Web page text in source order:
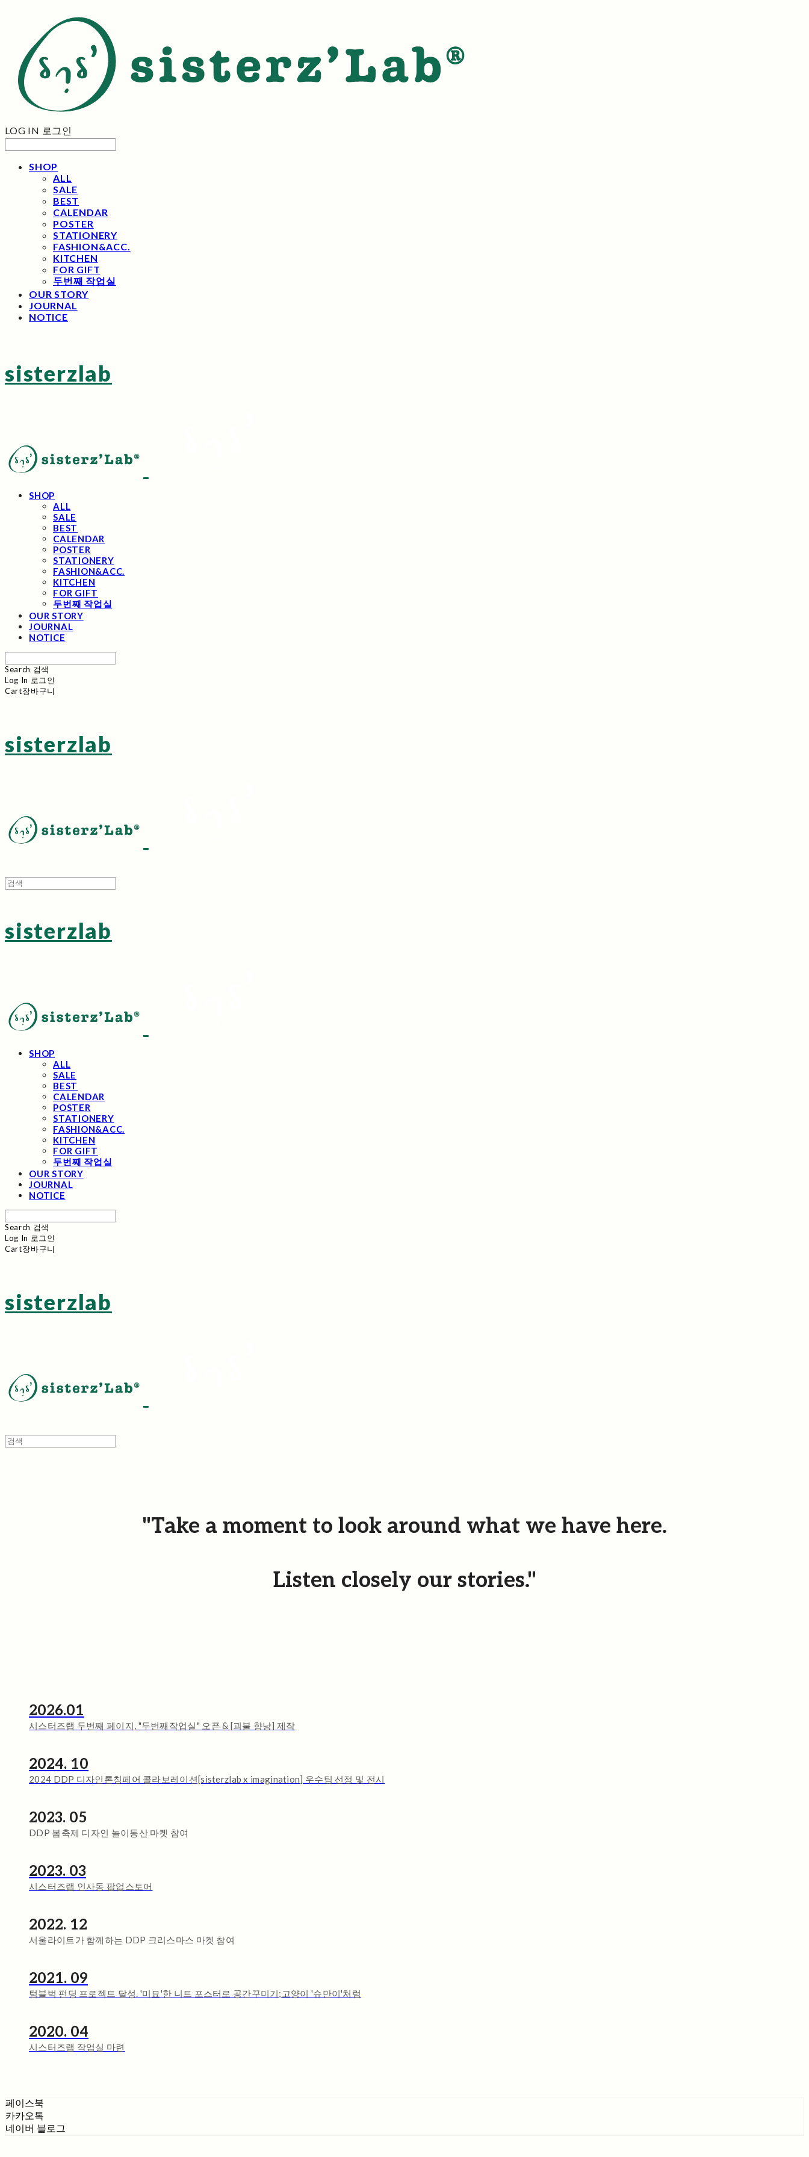
LOG IN 로그인
SHOP
ALL
SALE
BEST
CALENDAR
POSTER
STATIONERY
FASHION&ACC.
KITCHEN
FOR GIFT
두번째 작업실
OUR STORY
JOURNAL
NOTICE
sisterzlab
SHOP
ALL
SALE
BEST
CALENDAR
POSTER
STATIONERY
FASHION&ACC.
KITCHEN
FOR GIFT
두번째 작업실
OUR STORY
JOURNAL
NOTICE
Search 검색
Log In 로그인
Cart장바구니
sisterzlab
sisterzlab
SHOP
ALL
SALE
BEST
CALENDAR
POSTER
STATIONERY
FASHION&ACC.
KITCHEN
FOR GIFT
두번째 작업실
OUR STORY
JOURNAL
NOTICE
Search 검색
Log In 로그인
Cart장바구니
sisterzlab
"Take a moment to look around what we have here.
Listen closely our stories."
2026.01
시스터즈랩 두번째 페이지, "두번째작업실" 오픈 & [괴불 향낭] 제작
2024. 10
2024 DDP 디자인론칭페어 콜라보레이션[sisterzlab x imagination] 우수팀 선정 및 전시
2023. 05
DDP 봄축제 디자인 놀이동산 마켓 참여
2023. 03
시스터즈랩 인사동 팝업스토어
2022. 12
서울라이트가 함께하는 DDP 크리스마스 마켓 참여
2021. 09
텀블벅 펀딩 프로젝트 달성. '미묘'한 니트 포스터로 공간꾸미기;고양이 '슈만이'처럼
2020. 04
시스터즈랩 작업실 마련
페이스북
카카오톡
네이버 블로그